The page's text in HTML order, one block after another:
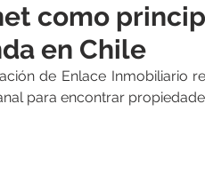
como
en Chile
de Enlace Inmobiliario
para encontrar